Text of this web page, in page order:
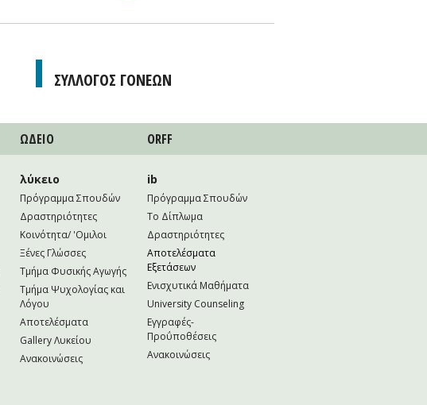
ΣΥΛΛΟΓΟΣ ΓΟΝΕΩΝ
ΩΔΕΙΟ ORFF
λύκειο
Πρόγραμμα Σπουδών
Δραστηριότητες
Κοινότητα/ 'Ομιλοι
Ξένες Γλώσσες
Τμήμα Φυσικής Αγωγής
Τμήμα Ψυχολογίας και
Λόγου
Αποτελέσματα
Gallery Λυκείου
Ανακοινώσεις
ib
Πρόγραμμα Σπουδών
Το Δίπλωμα
Δραστηριότητες
Αποτελέσματα
Εξετάσεων
Ενισχυτικά Μαθήματα
University Counseling
Εγγραφές-
Προΰποθέσεις
Ανακοινώσεις